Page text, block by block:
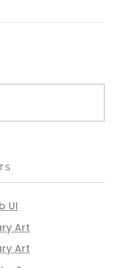
UI
Art
Art